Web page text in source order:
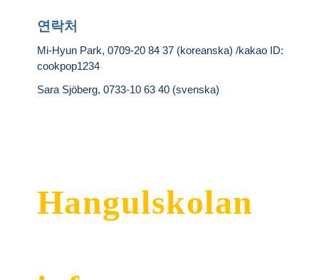
연락처
Mi-Hyun Park, 0709-20 84 37 (koreanska) /kakao ID:
cookpop1234
Sara Sjöberg, 0733-10 63 40 (svenska)
Hangulskolan